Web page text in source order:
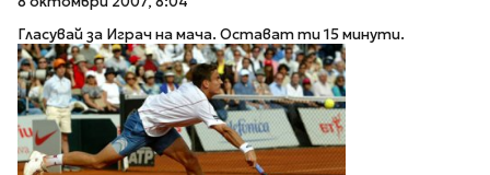
Гласувай за Играч на мача. Остават ти 15 минути.